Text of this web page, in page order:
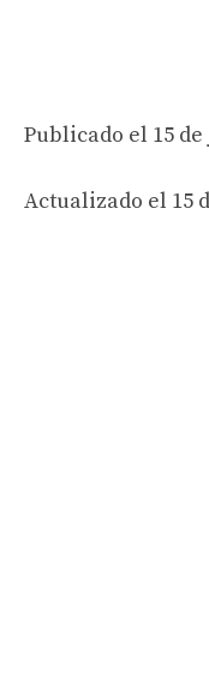
Publicado el 15 de
Actualizado el 15